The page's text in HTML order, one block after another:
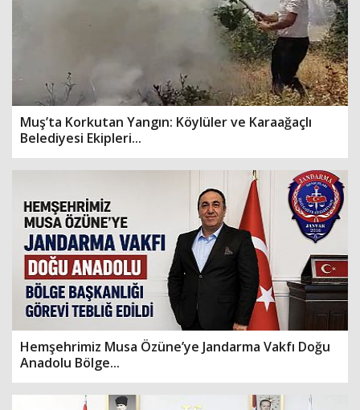
Muş’ta Korkutan Yangın: Köylüler ve Karaağaçlı
Belediyesi Ekipleri...
Hemşehrimiz Musa Özüne’ye Jandarma Vakfı Doğu
Anadolu Bölge...